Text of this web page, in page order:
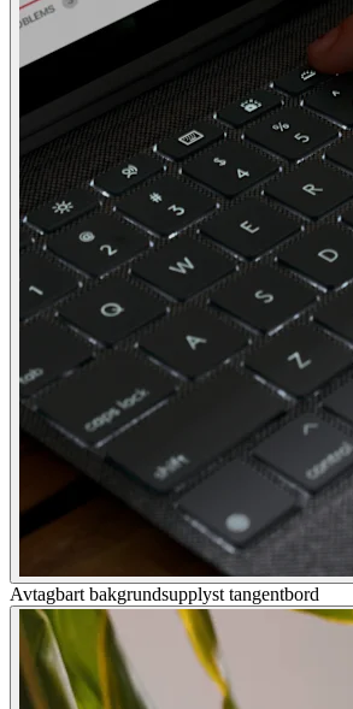
Avtagbart bakgrundsupplyst tangentbord